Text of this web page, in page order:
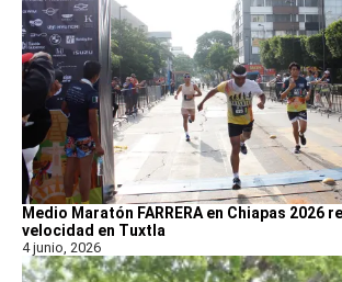
Medio Maratón FARRERA en Chiapas 2026
velocidad en Tuxtla
4 junio, 2026